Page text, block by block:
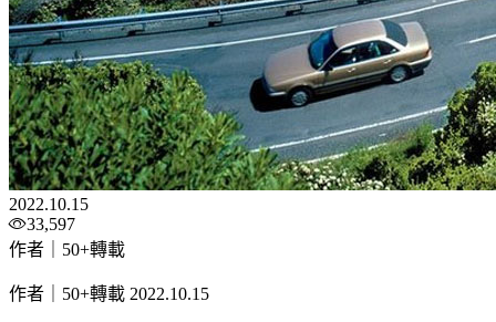
2022.10.15
33,597
作者｜50+轉載
作者｜50+轉載 2022.10.15